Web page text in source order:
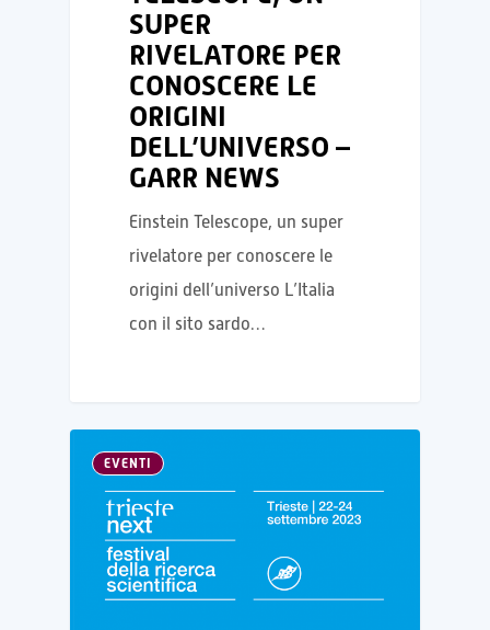
SUPER
RIVELATORE PER
CONOSCERE LE
ORIGINI
DELL’UNIVERSO –
GARR NEWS
Einstein Telescope, un super
rivelatore per conoscere le
origini dell’universo L’Italia
con il sito sardo…
EVENTI